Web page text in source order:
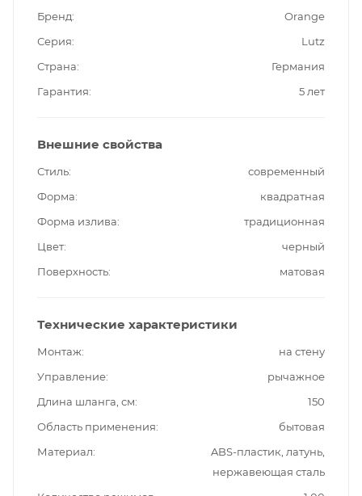
Бренд
Orange
Серия
Lutz
Страна
Германия
Гарантия
5 лет
Внешние свойства
Стиль
современный
Форма
квадратная
Форма излива
традиционная
Цвет
черный
Поверхность
матовая
Технические характеристики
Монтаж
на стену
Управление
рычажное
Длина шланга, см
150
Область применения
бытовая
Материал
ABS-пластик, латунь,
нержавеющая сталь